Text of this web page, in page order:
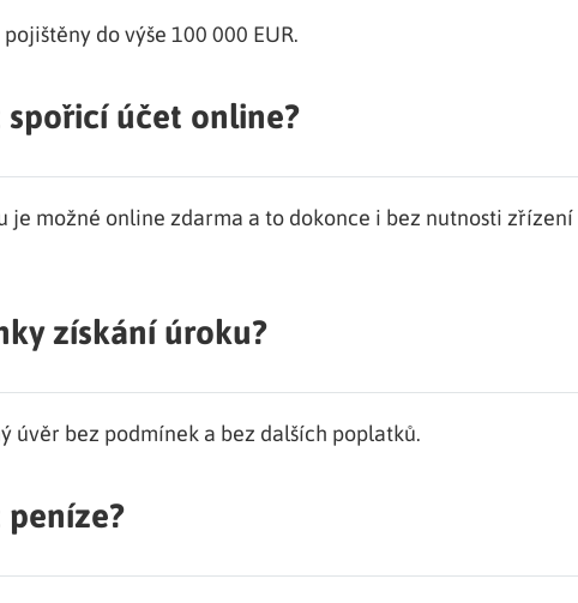
do výše 100 000 EUR.
účet online?
je možné online zdarma a to dokonce i bez nutnosti zřízení
získání úroku?
úvěr bez podmínek a bez dalších poplatků.